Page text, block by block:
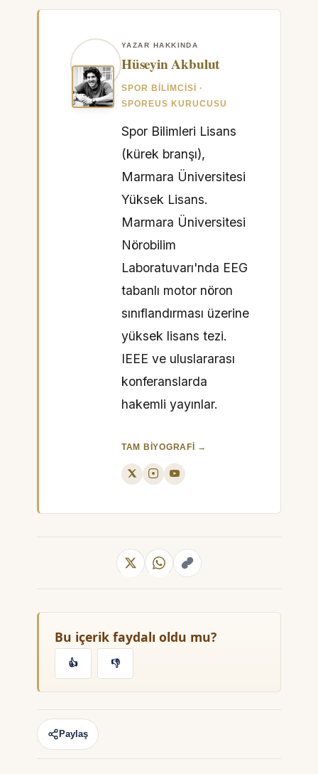
YAZAR HAKKINDA
Hüseyin Akbulut
SPOR BILIMCISI ·
SPOREUS KURUCUSU
Spor Bilimleri Lisans
(kürek branşı),
Marmara Üniversitesi
Yüksek Lisans.
Marmara Üniversitesi
Nörobilim
Laboratuvarı'nda EEG
tabanlı motor nöron
sınıflandırması üzerine
yüksek lisans tezi.
IEEE ve uluslararası
konferanslarda
hakemli yayınlar.
TAM BIYOGRAFI →
Bu içerik faydalı oldu mu?
👍 👎
Paylaş